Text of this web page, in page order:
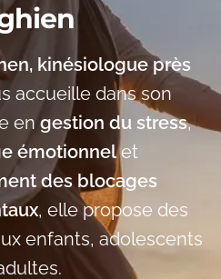
kinésiologue près
accueille dans son
engestion du stress,
émotionnelet
des blocages
, elle propose des
enfants, adolescents